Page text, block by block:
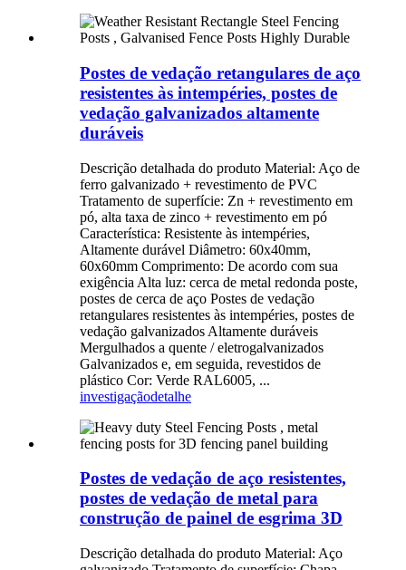
Postes de vedação retangulares de aço
resistentes às intempéries, postes de
vedação galvanizados altamente
duráveis
Descrição detalhada do produto Material: Aço de
ferro galvanizado + revestimento de PVC
Tratamento de superfície: Zn + revestimento em
pó, alta taxa de zinco + revestimento em pó
Característica: Resistente às intempéries,
Altamente durável Diâmetro: 60x40mm,
60x60mm Comprimento: De acordo com sua
exigência Alta luz: cerca de metal redonda poste,
postes de cerca de aço Postes de vedação
retangulares resistentes às intempéries, postes de
vedação galvanizados Altamente duráveis ​​
Mergulhados a quente / eletrogalvanizados
Galvanizados e, em seguida, revestidos de
plástico Cor: Verde RAL6005, ...
investigaçãodetalhe
Postes de vedação de aço resistentes,
postes de vedação de metal para
construção de painel de esgrima 3D
Descrição detalhada do produto Material: Aço